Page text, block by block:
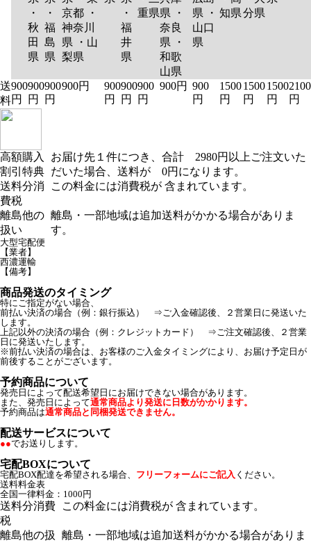
・
秋
田
県
・
福
島
県
京都 ・
神奈川
県 ・山
梨県
・
福
井
県
重県県 ・
奈良
県 ・
和歌
山県
県 ・
山口
県
知県分県
送
料
900
円
900
円
900
円
900円
900
円
900
円
900
円
900円 900
円
1500
円
1500
円
1500
円
2100
円
高額購入
割引特典
お届け先１件につき、合計 2980円以上ご注文いた
だいた場合、送料が 0円になります。
送料分消
費税
この料金には消費税が 含まれています。
離島他の
扱い
離島・一部地域は追加送料がかかる場合がありま
す。
大型宅配便
【業者】
西濃運輸
【備考】
商品発送のタイミング
特にご指定がない場合、
前払い決済の場合（例：銀行振込） ⇒ご入金確認後、２営業日に発送いた
します。
上記以外の決済の場合（例：クレジットカード） ⇒ご注文確認後、２営業
日に発送いたします。
※前払い決済の場合は、お客様のご入金タイミングにより、お届け予定日が
前後することがございます。
予約商品について
発売日によって配送希望日にお届けできない場合があります。
また、発売日によって通常商品より発送に日数がかかります。
予約商品は通常商品と同梱発送できません。
配送サービスについて
●●でお送りします。
宅配BOXについて
宅配BOX配達を希望される場合、 フリーフォームにご記入 ください。
送料料金表
全国一律料金：1000円
送料分消費
税
この料金には消費税が 含まれています。
離島他の扱
離島・一部地域は追加送料がかかる場合がありま